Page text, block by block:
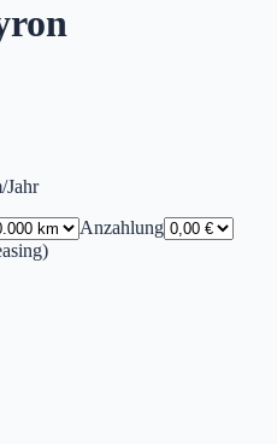
Jahr
Anzahlung